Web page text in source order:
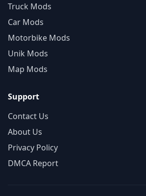
Truck Mods
Car Mods
Motorbike Mods
Unik Mods
Map Mods
Support
Contact Us
About Us
Privacy Policy
DMCA Report